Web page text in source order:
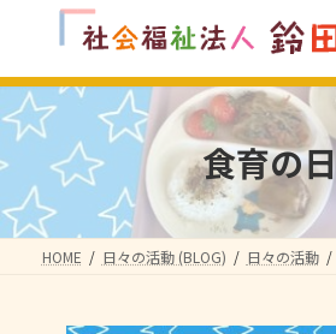
ン
ツ
ス
ッ
プ
ー
シ
ン
移
動
食育の日
HOME 日々の活動 (BLOG) 日々の活動